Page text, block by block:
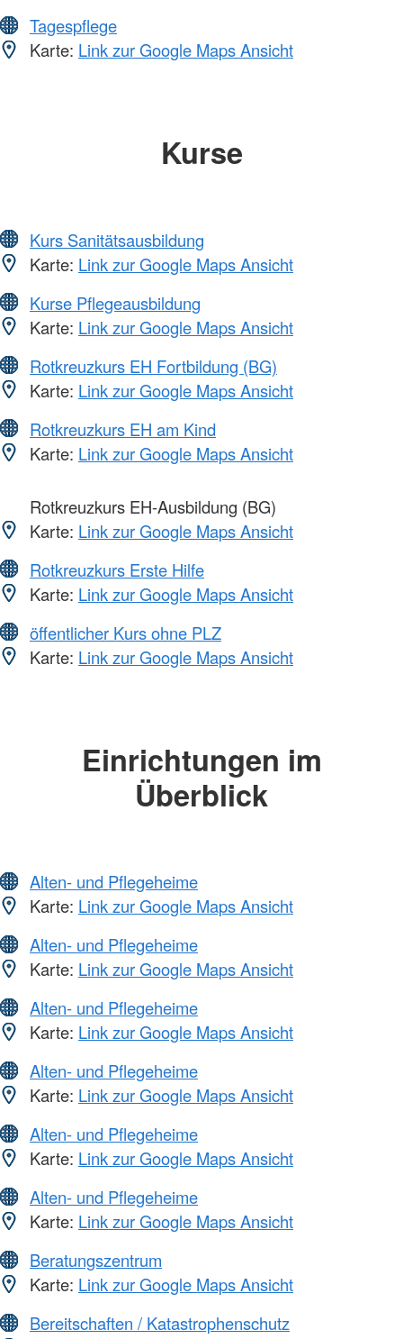
Tagespflege
Karte: Link zur Google Maps Ansicht
Kurse
Kurs Sanitätsausbildung
Karte: Link zur Google Maps Ansicht
Kurse Pflegeausbildung
Karte: Link zur Google Maps Ansicht
Rotkreuzkurs EH Fortbildung (BG)
Karte: Link zur Google Maps Ansicht
Rotkreuzkurs EH am Kind
Karte: Link zur Google Maps Ansicht
Rotkreuzkurs EH-Ausbildung (BG)
Karte: Link zur Google Maps Ansicht
Rotkreuzkurs Erste Hilfe
Karte: Link zur Google Maps Ansicht
öffentlicher Kurs ohne PLZ
Karte: Link zur Google Maps Ansicht
Einrichtungen im
Überblick
Alten- und Pflegeheime
Karte: Link zur Google Maps Ansicht
Alten- und Pflegeheime
Karte: Link zur Google Maps Ansicht
Alten- und Pflegeheime
Karte: Link zur Google Maps Ansicht
Alten- und Pflegeheime
Karte: Link zur Google Maps Ansicht
Alten- und Pflegeheime
Karte: Link zur Google Maps Ansicht
Alten- und Pflegeheime
Karte: Link zur Google Maps Ansicht
Beratungszentrum
Karte: Link zur Google Maps Ansicht
Bereitschaften / Katastrophenschutz